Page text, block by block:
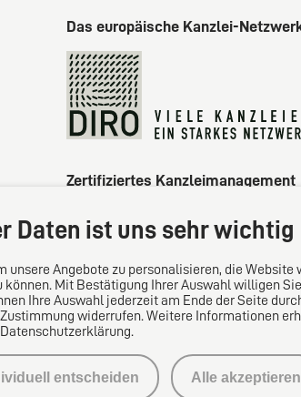
Das europäische Kanzlei-
Zertifiziertes Kanzleimanagement
Daten ist uns sehr wichtig
unsere Angebote zu personalisieren, die
Mit Bestätigung Ihrer Auswahl willigen
Ihre Auswahl jederzeit am Ende der Seite
widerrufen. Weitere Informationen
Datenschutzerklärung.
entscheiden Alle akzeptieren